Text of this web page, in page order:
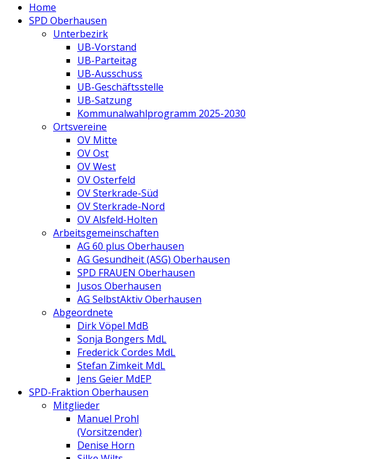
Home
SPD Oberhausen
Unterbezirk
UB-Vorstand
UB-Parteitag
UB-Ausschuss
UB-Geschäftsstelle
UB-Satzung
Kommunalwahlprogramm 2025-2030
Ortsvereine
OV Mitte
OV Ost
OV West
OV Osterfeld
OV Sterkrade-Süd
OV Sterkrade-Nord
OV Alsfeld-Holten
Arbeitsgemeinschaften
AG 60 plus Oberhausen
AG Gesundheit (ASG) Oberhausen
SPD FRAUEN Oberhausen
Jusos Oberhausen
AG SelbstAktiv Oberhausen
Abgeordnete
Dirk Vöpel MdB
Sonja Bongers MdL
Frederick Cordes MdL
Stefan Zimkeit MdL
Jens Geier MdEP
SPD-Fraktion Oberhausen
Mitglieder
Manuel Prohl
(Vorsitzender)
Denise Horn